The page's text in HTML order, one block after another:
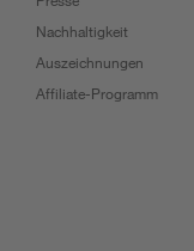
Nachhaltigkeit
Auszeichnungen
Affiliate-Programm